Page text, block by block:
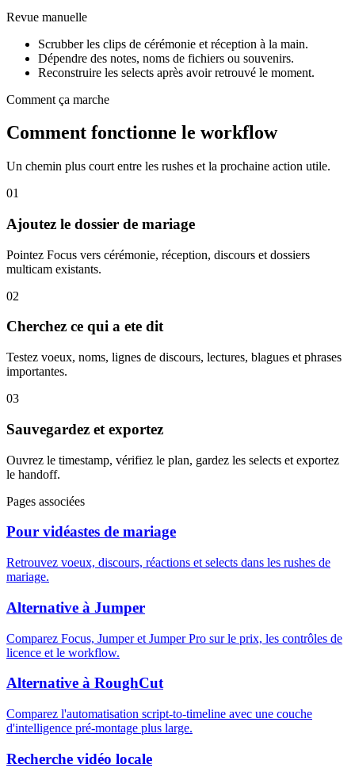
Revue manuelle
Scrubber les clips de cérémonie et réception à la main.
Dépendre des notes, noms de fichiers ou souvenirs.
Reconstruire les selects après avoir retrouvé le moment.
Comment ça marche
Comment fonctionne le workflow
Un chemin plus court entre les rushes et la prochaine action utile.
01
Ajoutez le dossier de mariage
Pointez Focus vers cérémonie, réception, discours et dossiers
multicam existants.
02
Cherchez ce qui a ete dit
Testez voeux, noms, lignes de discours, lectures, blagues et phrases
importantes.
03
Sauvegardez et exportez
Ouvrez le timestamp, vérifiez le plan, gardez les selects et exportez
le handoff.
Pages associées
Pour vidéastes de mariage
Retrouvez voeux, discours, réactions et selects dans les rushes de
mariage.
Alternative à Jumper
Comparez Focus, Jumper et Jumper Pro sur le prix, les contrôles de
licence et le workflow.
Alternative à RoughCut
Comparez l'automatisation script-to-timeline avec une couche
d'intelligence pré-montage plus large.
Recherche vidéo locale